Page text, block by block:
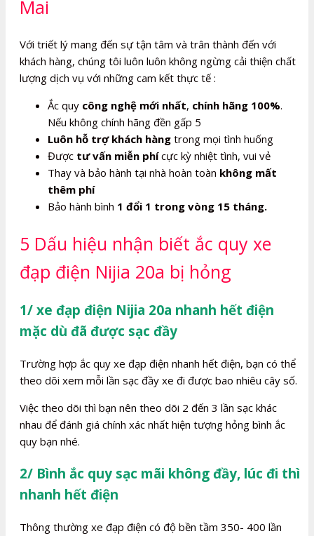
Mai
Với triết lý mang đến sự tận tâm và trân thành đến với
khách hàng, chúng tôi luôn luôn không ngừng cải thiện chất
lượng dịch vụ với những cam kết thực tế :
Ắc quy công nghệ mới nhất, chính hãng 100%.
Nếu không chính hãng đền gấp 5
Luôn hỗ trợ khách hàng trong mọi tình huống
Được tư vấn miễn phícực kỳ nhiệt tình, vui vẻ
Thay và bảo hành tại nhà hoàn toàn không mất
thêm phí
Bảo hành bình 1 đổi 1 trong vòng 15 tháng.
5 Dấu hiệu nhận biết ắc quy xe
đạp điện Nijia 20a bị hỏng
1/ xe đạp điện Nijia 20a nhanh hết điện
mặc dù đã được sạc đầy
Trường hợp ắc quy xe đạp điện nhanh hết điện, bạn có thể
theo dõi xem mỗi lần sạc đầy xe đi được bao nhiêu cây số.
Việc theo dõi thì bạn nên theo dõi 2 đến 3 lần sạc khác
nhau để đánh giá chính xác nhất hiện tượng hỏng bình ắc
quy bạn nhé.
2/ Bình ắc quy sạc mãi không đầy, lúc đi thì
nhanh hết điện
Thông thường xe đạp điện có độ bền tầm 350- 400 lần